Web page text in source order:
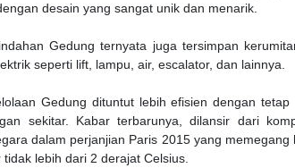
desain yang sangat unik dan menarik.
Gedung ternyata juga tersimpan
seperti lift, lampu, air, escalator, dan lainnya.
Gedung dituntut lebih efisien dengan tetap
sekitar. Kabar terbarunya, dilansir dari
dalam perjanjian Paris 2015 yang memegang
lebih dari 2 derajat Celsius.